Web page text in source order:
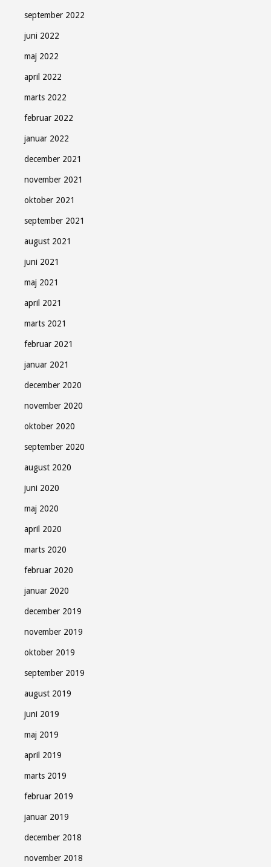
september 2022
juni 2022
maj 2022
april 2022
marts 2022
februar 2022
januar 2022
december 2021
november 2021
oktober 2021
september 2021
august 2021
juni 2021
maj 2021
april 2021
marts 2021
februar 2021
januar 2021
december 2020
november 2020
oktober 2020
september 2020
august 2020
juni 2020
maj 2020
april 2020
marts 2020
februar 2020
januar 2020
december 2019
november 2019
oktober 2019
september 2019
august 2019
juni 2019
maj 2019
april 2019
marts 2019
februar 2019
januar 2019
december 2018
november 2018